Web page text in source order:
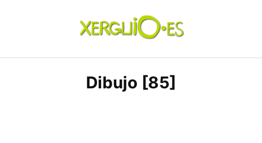
xerguio.ES | ilustración
Dibujo [85]